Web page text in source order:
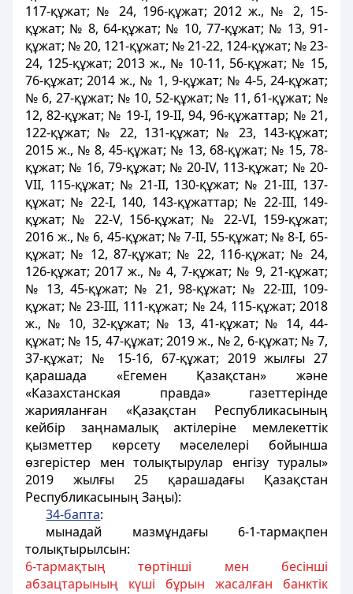
117-құжат; № 24, 196-құжат; 2012 ж., № 2, 15-
құжат; № 8, 64-құжат; № 10, 77-құжат; № 13, 91-
құжат; № 20, 121-құжат; № 21-22, 124-құжат; № 23-
24, 125-құжат; 2013 ж., № 10-11, 56-құжат; № 15,
76-құжат; 2014 ж., № 1, 9-құжат; № 4-5, 24-құжат;
№ 6, 27-құжат; № 10, 52-құжат; № 11, 61-құжат; №
12, 82-құжат; № 19-І, 19-ІІ, 94, 96-құжаттар; № 21,
122-құжат; № 22, 131-құжат; № 23, 143-құжат;
2015 ж., № 8, 45-құжат; № 13, 68-құжат; № 15, 78-
құжат; № 16, 79-құжат; № 20-ІV, 113-құжат; № 20-
VІІ, 115-құжат; № 21-ІІ, 130-құжат; № 21-ІІІ, 137-
құжат; № 22-І, 140, 143-құжаттар; № 22-ІІІ, 149-
құжат; № 22-V, 156-құжат; № 22-VІ, 159-құжат;
2016 ж., № 6, 45-құжат; № 7-ІІ, 55-құжат; № 8-І, 65-
құжат; № 12, 87-құжат; № 22, 116-құжат; № 24,
126-құжат; 2017 ж., № 4, 7-құжат; № 9, 21-құжат;
№ 13, 45-құжат; № 21, 98-құжат; № 22-ІІІ, 109-
құжат; № 23-ІІІ, 111-құжат; № 24, 115-құжат; 2018
ж., № 10, 32-құжат; № 13, 41-құжат; № 14, 44-
құжат; № 15, 47-құжат; 2019 ж., № 2, 6-құжат; № 7,
37-құжат; № 15-16, 67-құжат; 2019 жылғы 27
қарашада «Егемен Қазақстан» және
«Казахстанская правда» газеттерінде
жарияланған «Қазақстан Республикасының
кейбір заңнамалық актілеріне мемлекеттік
қызметтер көрсету мәселелері бойынша
өзгерістер мен толықтырулар енгізу туралы»
2019 жылғы 25 қарашадағы Қазақстан
Республикасының Заңы):
34-бапта:
мынадай мазмұндағы 6-1-тармақпен
толықтырылсын:
6-тармақтың төртінші мен бесінші
абзацтарының күші бұрын жасалған банктік